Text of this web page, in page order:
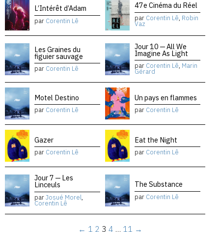
L’Intérêt d’Adam
par Corentin Lê
47e Cinéma du Réel
par Corentin Lê, Robin
Vaz
Les Graines du
figuier sauvage
par Corentin Lê
Jour 10 — All We
Imagine As Light
par Corentin Lê, Marin
Gérard
Motel Destino
par Corentin Lê
Un pays en flammes
par Corentin Lê
Gazer
par Corentin Lê
Eat the Night
par Corentin Lê
Jour 7 — Les
Linceuls
parJosué Morel,
Corentin Lê
The Substance
par Corentin Lê
← 1 2 3 4 … 11 →